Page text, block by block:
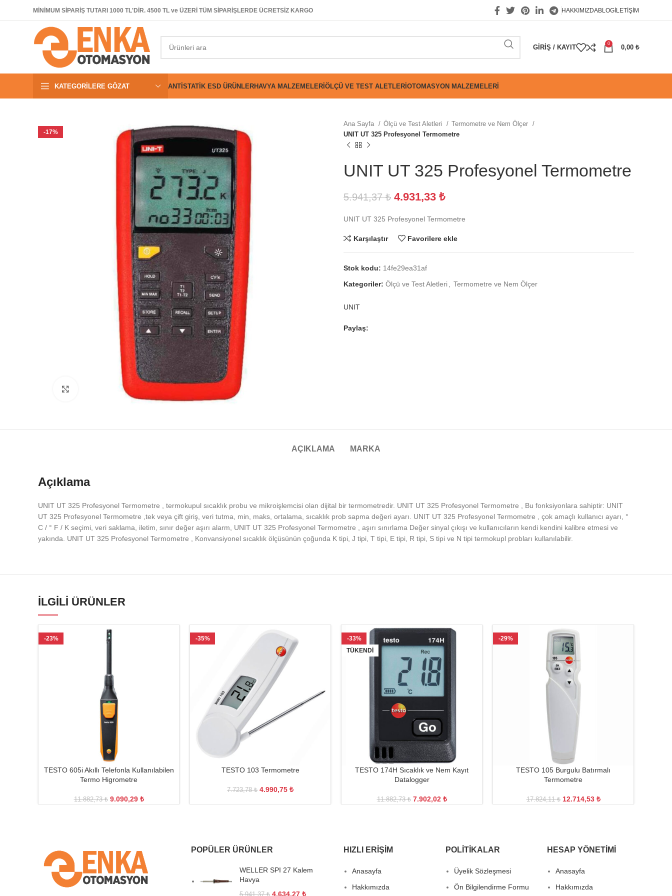
MİNİMUM SİPARİŞ TUTARI 1000 TL'DİR. 4500 TL ve ÜZERİ TÜM SİPARİŞLERDE ÜCRETSİZ KARGO HAKKIMIZDABLOGİLETIŞIM
GIRIŞ / KAYIT
0
0,00 ₺
KATEGORILERE GÖZAT ANTISTATIK ESD ÜRÜNLERHAVYA MALZEMELERIÖLÇÜ VE TEST ALETLERIOTOMASYON MALZEMELERI
-17%
Büyütmek için tıklayın
Ana Sayfa Ölçü ve Test Aletleri
Termometre ve Nem Ölçer
UNIT UT 325 Profesyonel Termometre
UNIT UT 325 Profesyonel Termometre
5.941,37₺ 4.931,33 ₺
UNIT UT 325 Profesyonel Termometre
Karşılaştır Favorilere ekle
Stok kodu: 14fe29ea31af
Kategoriler: Ölçü ve Test Aletleri Termometre ve Nem Ölçer
UNIT
Paylaş:
AÇIKLAMA MARKA
Açıklama
UNIT UT 325 Profesyonel Termometre , termokupul sıcaklık probu ve mikroişlemcisi olan dijital bir termometredir. UNIT UT 325 Profesyonel Termometre , Bu fonksiyonlara sahiptir: UNIT
UT 325 Profesyonel Termometre ,tek veya çift giriş, veri tutma, min, maks, ortalama, sıcaklık prob sapma değeri ayarı. UNIT UT 325 Profesyonel Termometre , çok amaçlı kullanıcı ayarı, °
C / ° F / K seçimi, veri saklama, iletim, sınır değer aşırı alarm, UNIT UT 325 Profesyonel Termometre , aşırı sınırlama Değer sinyal çıkışı ve kullanıcıların kendi kendini kalibre etmesi ve
yakında. UNIT UT 325 Profesyonel Termometre , Konvansiyonel sıcaklık ölçüsünün çoğunda K tipi, J tipi, T tipi, E tipi, R tipi, S tipi ve N tipi termokupl probları kullanılabilir.
İLGILI ÜRÜNLER
-23%
TESTO 605i Akıllı Telefonla Kullanılabilen
Termo Higrometre
11.882,73₺ 9.090,29 ₺
-35%
TESTO 103 Termometre
7.723,78₺ 4.990,75 ₺
-33%
TÜKENDI
TESTO 174H Sıcaklık ve Nem Kayıt
Datalogger
11.882,73₺ 7.902,02 ₺
-29%
TESTO 105 Burgulu Batırmalı
Termometre
17.824,11₺ 12.714,53 ₺
POPÜLER ÜRÜNLER
WELLER SPI 27 Kalem
Havya
5.941,37₺ 4.634,27 ₺
HIZLI ERIŞIM
Anasayfa
Hakkımızda
POLITIKALAR
Üyelik Sözleşmesi
Ön Bilgilendirme Formu
HESAP YÖNETIMI
Anasayfa
Hakkımızda